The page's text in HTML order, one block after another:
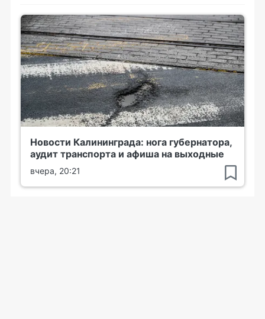
Новости Калининграда: нога губернатора,
аудит транспорта и афиша на выходные
вчера, 20:21